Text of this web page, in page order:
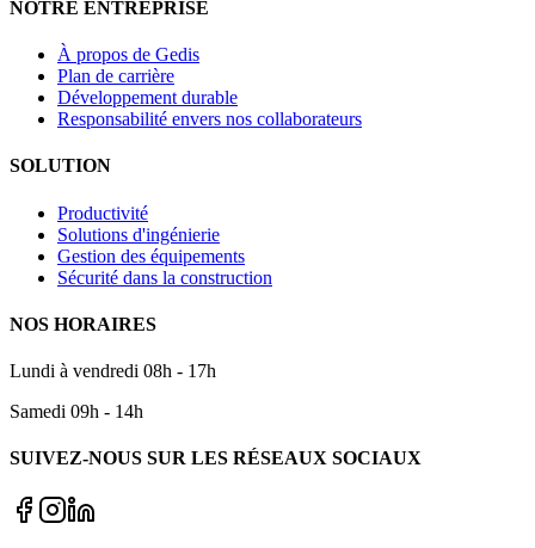
NOTRE ENTREPRISE
À propos de Gedis
Plan de carrière
Développement durable
Responsabilité envers nos collaborateurs
SOLUTION
Productivité
Solutions d'ingénierie
Gestion des équipements
Sécurité dans la construction
NOS HORAIRES
Lundi à vendredi 08h - 17h
Samedi 09h - 14h
SUIVEZ-NOUS SUR LES RÉSEAUX SOCIAUX